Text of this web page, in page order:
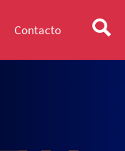
Contacto